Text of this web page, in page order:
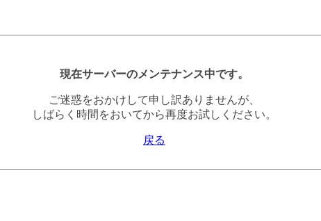
現在サーバーのメンテナンス中です。
ご迷惑をおかけして申し訳ありませんが、
しばらく時間をおいてから再度お試しください。
戻る